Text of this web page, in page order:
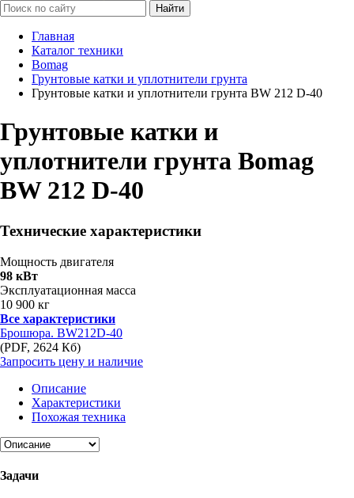
Найти
Главная
Каталог техники
Bomag
Грунтовые катки и уплотнители грунта
Грунтовые катки и уплотнители грунта BW 212 D-40
Грунтовые катки и
уплотнители грунта Bomag
BW 212 D-40
Технические характеристики
Мощность двигателя
98 кВт
Эксплуатационная масса
10 900 кг
Все характеристики
Брошюра. BW212D-40
(PDF, 2624 Кб)
Запросить цену и наличие
Описание
Характеристики
Похожая техника
Задачи